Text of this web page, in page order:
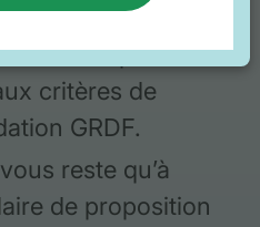
vérifier que votre
critères de
GRDF.
reste qu’à
de proposition